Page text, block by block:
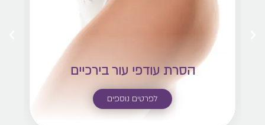
הסרת עודפי עור בירכיים
לפרטים נוספים